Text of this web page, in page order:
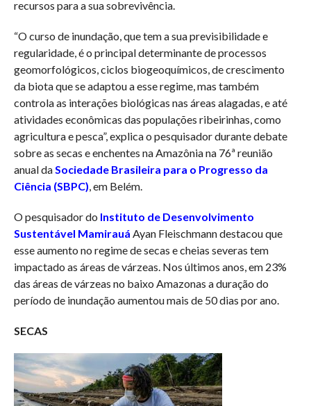
recursos para a sua sobrevivência.
“O curso de inundação, que tem a sua previsibilidade e
regularidade, é o principal determinante de processos
geomorfológicos, ciclos biogeoquímicos, de crescimento
da biota que se adaptou a esse regime, mas também
controla as interações biológicas nas áreas alagadas, e até
atividades econômicas das populações ribeirinhas, como
agricultura e pesca”, explica o pesquisador durante debate
sobre as secas e enchentes na Amazônia na 76ª reunião
anual daSociedade Brasileira para o Progresso da
Ciência (SBPC), em Belém.
O pesquisador do Instituto de Desenvolvimento
Sustentável Mamirauá Ayan Fleischmann destacou que
esse aumento no regime de secas e cheias severas tem
impactado as áreas de várzeas. Nos últimos anos, em 23%
das áreas de várzeas no baixo Amazonas a duração do
período de inundação aumentou mais de 50 dias por ano.
SECAS